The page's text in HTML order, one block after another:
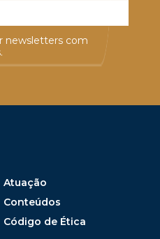
newsletters com
Atuação
Conteúdos
Código de Ética